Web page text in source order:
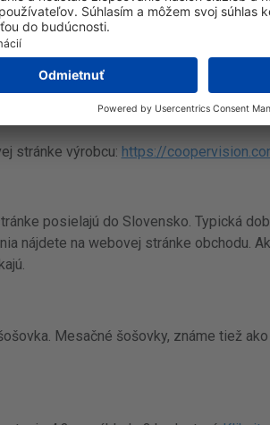
do 20
stránke výrobcu: https://
posielajú do Slovensko. Typická
nájdete na webovej stránke obchodu.
Mesačné šošovky, známe tiež